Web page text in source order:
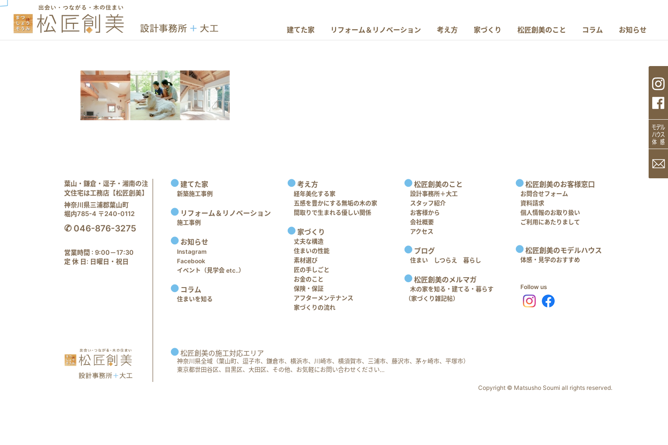
建てた家 リフォーム＆リノベーション 考え方 家づくり 松匠創美のこと コラム お知らせ
葉山・鎌倉・逗子・湘南の注
文住宅は工務店【松匠創美】
神奈川県三浦郡葉山町
堀内785-4 〒240-0112
✆ 046-876-3275
営業時間 : 9:00－17:30
定 休 日: 日曜日・祝日
建てた家
新築施工事例
リフォーム＆リノベーション
施工事例
お知らせ
Instagram
Facebook
イベント（見学会 etc..）
コラム
住まいを知る
考え方
経年美化する家
五感を豊かにする無垢の木の家
間取りで生まれる優しい関係
家づくり
丈夫な構造
住まいの性能
素材選び
匠の手しごと
お金のこと
保険・保証
アフターメンテナンス
家づくりの流れ
松匠創美のこと
設計事務所＋大工
スタッフ紹介
お客様から
会社概要
アクセス
ブログ
住まい しつらえ 暮らし
松匠創美のメルマガ
木の家を知る・建てる・暮らす
（家づくり雑記帖）
松匠創美のお客様窓口
お問合せフォーム
資料請求
個人情報のお取り扱い
ご利用にあたりまして
松匠創美のモデルハウス
体感・見学のおすすめ
Follow us
松匠創美の施工対応エリア
神奈川県全域（葉山町、逗子市、鎌倉市、横浜市、川崎市、横須賀市、三浦市、藤沢市、茅ヶ崎市、平塚市）
東京都世田谷区、目黒区、大田区、その他、お気軽にお問い合わせください…
Copyright © Matsusho Soumi all rights reserved.